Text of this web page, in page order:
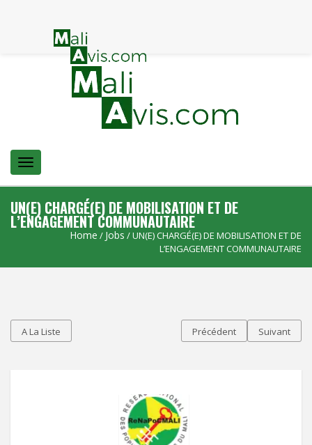
Menu
UN(E) CHARGÉ(E) DE MOBILISATION ET DE
L’ENGAGEMENT COMMUNAUTAIRE
Home / Jobs / UN(E) CHARGÉ(E) DE MOBILISATION ET DE
L’ENGAGEMENT COMMUNAUTAIRE
A La Liste Précédent Suivant